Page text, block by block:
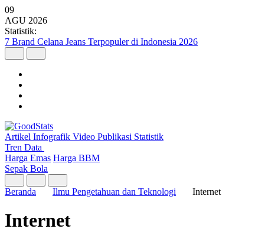
09
AGU 2026
Statistik:
7 Brand Celana Jeans Terpopuler di Indonesia 2026
Artikel Infografik Video Publikasi Statistik
Tren Data
Harga Emas Harga BBM
Sepak Bola
Beranda Ilmu Pengetahuan dan Teknologi Internet
Internet